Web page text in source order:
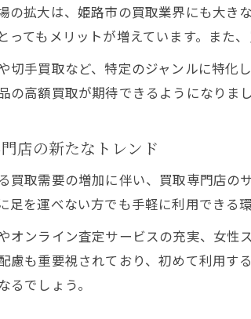
専門
古
姫路
初め
利便
買取
姫路
買取
の拡大は、姫路市の買取業界にも大き
ってもメリットが増えています。また
切手買取など、特定のジャンルに特化
の高額買取が期待できるようになりま
店の新たなトレンド
買取需要の増加に伴い、買取専門店
足を運べない方でも手軽に利用できる環
オンライン査定サービスの充実、女
慮も重要視されており、初めて利用
るでしょう。